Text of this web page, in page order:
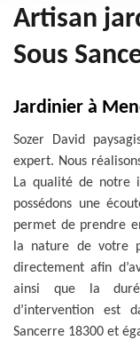
Artisan
Sous
Jardinier à
Sozer David
expert. Nous
La qualité de notre
possédons une
permet de prendre
la nature de votre
directement afin
ainsi que la
d’intervention est
Sancerre 18300 et